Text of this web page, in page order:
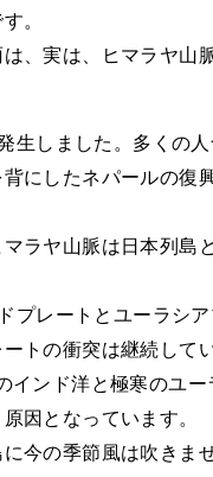
。
、実は、ヒマラヤ山
生しました。多くの
にしたネパールの復
ラヤ山脈は日本列島
プレートとユーラシ
トの衝突は継続してい
インド洋と極寒のユ
因となっています。
今の季節風は吹きませ